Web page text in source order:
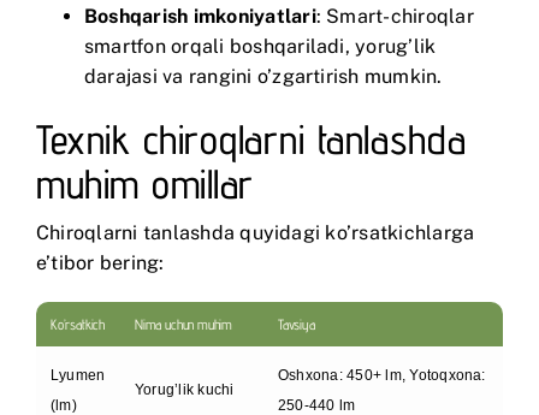
Boshqarish imkoniyatlari: Smart-chiroqlar
smartfon orqali boshqariladi, yorug’lik
darajasi va rangini o’zgartirish mumkin.
Texnik chiroqlarni tanlashda
muhim omillar
Chiroqlarni tanlashda quyidagi ko’rsatkichlarga
e’tibor bering:
Ko’rsatkich Nima uchun muhim Tavsiya
Lyumen
(lm)
Yorug’lik kuchi
Oshxona: 450+ lm, Yotoqxona:
250-440 lm